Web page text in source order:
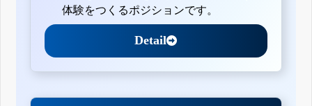
体験をつくるポジションです。
Detail